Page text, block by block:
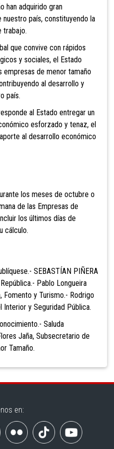
han adquirido gran
país, constituyendo la
trabajo.
que convive con rápidos
y sociales, el Estado
de menor tamaño
al desarrollo y
país.
al Estado entregar un
esforzado y tenaz, el
al desarrollo económico
los meses de octubre o
de las Empresas de
los últimos días de
cálculo.
SEBASTÍAN PIÑERA
Pablo Longueira
Fomento y Turismo.- Rodrigo
y Seguridad Pública.
Saluda
Jaña, Subsecretario de
Tamaño.
en: